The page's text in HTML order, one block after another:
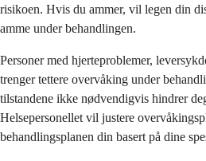
risikoen. Hvis du ammer, vil legen din
amme under behandlingen.
Personer med hjerteproblemer,
trenger tettere overvåking under
tilstandene ikke nødvendigvis hindrer
Helsepersonellet vil justere
behandlingsplanen din basert på dine